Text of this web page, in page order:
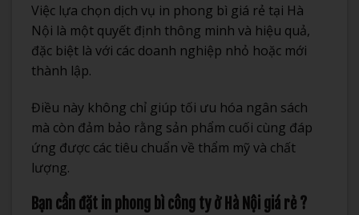
Việc lựa chọn dịch vụ in phong bì giá rẻ tại Hà
Nội là một quyết định thông minh và hiệu quả,
đặc biệt là với các doanh nghiệp nhỏ hoặc mới
thành lập.
Điều này không chỉ giúp tối ưu hóa ngân sách
mà còn đảm bảo rằng sản phẩm cuối cùng đáp
ứng được các tiêu chuẩn về thẩm mỹ và chất
lượng.
Bạn cần đặt in phong bì công ty ở Hà Nội giá rẻ ?